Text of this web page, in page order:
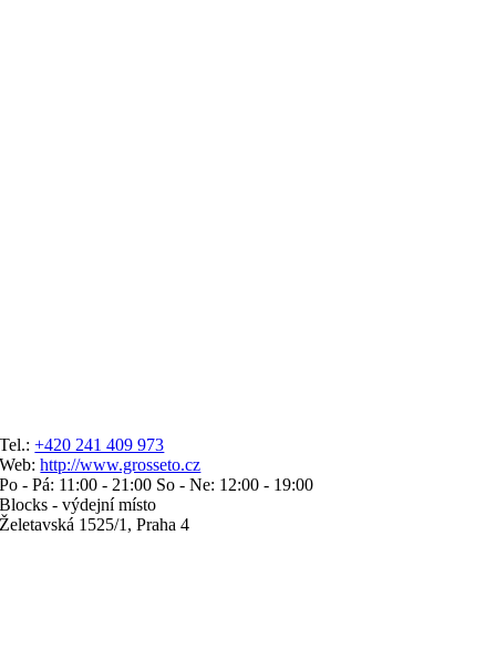
Tel.:+420 241 409 973
Web:http://www.grosseto.cz
Po - Pá: 11:00 - 21:00 So - Ne: 12:00 - 19:00
Blocks - výdejní místo
Želetavská 1525/1, Praha 4